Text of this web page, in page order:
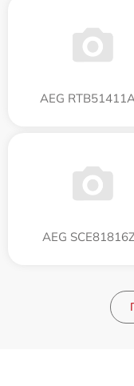
AEG
AEG